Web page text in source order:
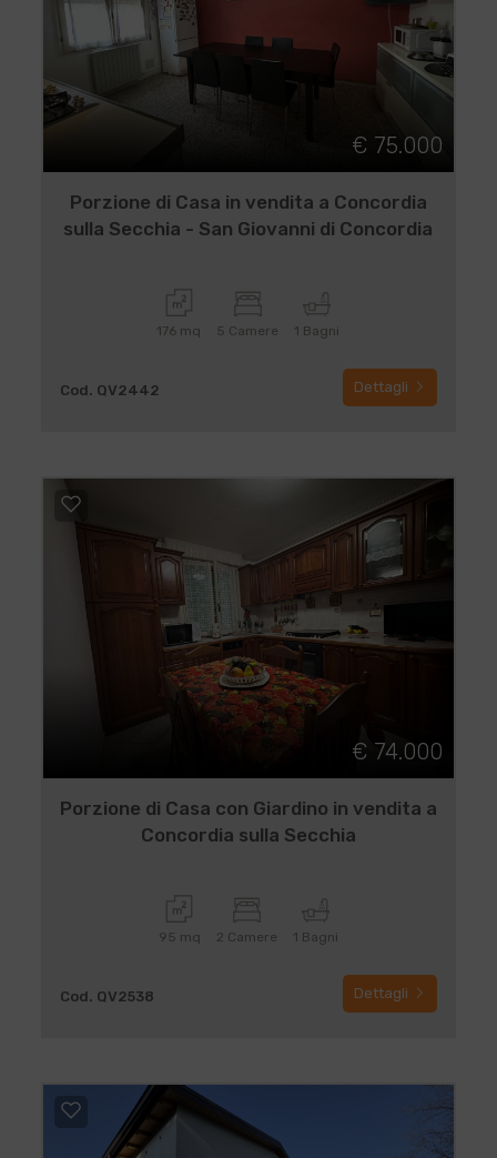
€ 75.000
Porzione di Casa in vendita a Concordia
sulla Secchia - San Giovanni di Concordia
176 mq 5 Camere 1 Bagni
Cod. QV2442 Dettagli
€ 74.000
Porzione di Casa con Giardino in vendita a
Concordia sulla Secchia
95 mq 2 Camere 1 Bagni
Cod. QV2538 Dettagli